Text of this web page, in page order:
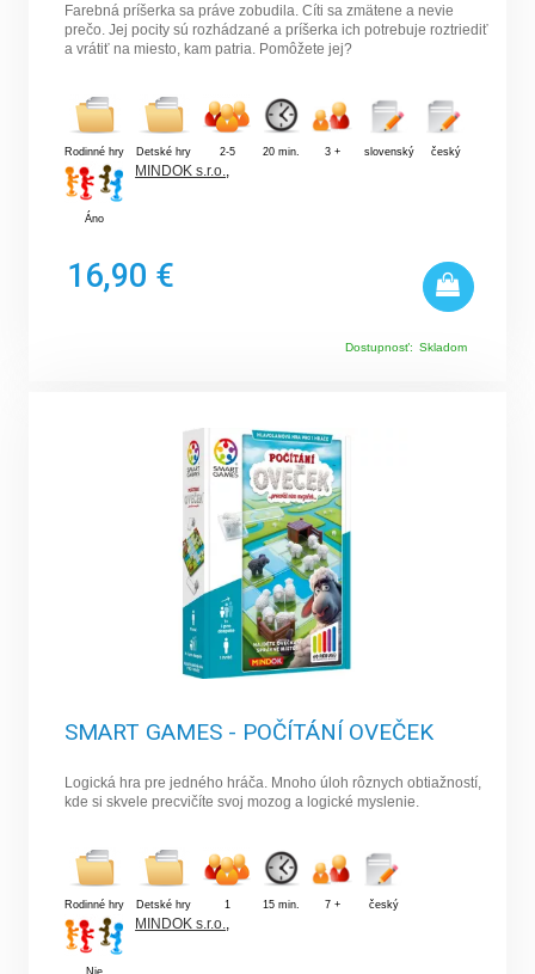
Farebná príšerka sa práve zobudila. Cíti sa zmätene a nevie
prečo. Jej pocity sú rozhádzané a príšerka ich potrebuje roztriediť
a vrátiť na miesto, kam patria. Pomôžete jej?
Rodinné hry Detské hry 2-5 20 min. 3 + slovenský český
Áno
MINDOK s.r.o.,
16,90 €
Dostupnosť: Skladom
SMART GAMES - POČÍTÁNÍ OVEČEK
Logická hra pre jedného hráča. Mnoho úloh rôznych obtiažností,
kde si skvele precvičíte svoj mozog a logické myslenie.
Rodinné hry Detské hry 1 15 min. 7 + český
Nie
MINDOK s.r.o.